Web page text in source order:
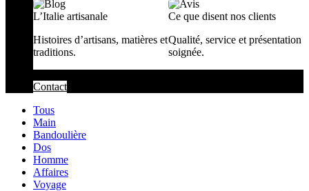
L’Italie artisanale
Histoires d’artisans, matières et
traditions.
Ce que disent nos clients
Qualité, service et présentation
soignée.
Contact
Tous
Main
Bandoulière
Dos
Homme
Affaires
Voyage